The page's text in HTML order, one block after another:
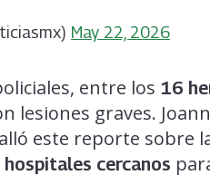
May 22, 2026
entre los 16
lesiones graves.
este reporte sobre
hospitales cercanos